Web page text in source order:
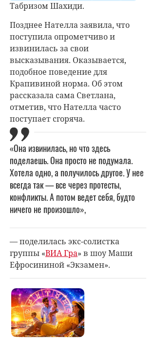
Табризом Шахиди.
Позднее Нателла заявила, что
поступила опрометчиво и
извинилась за свои
высказывания. Оказывается,
подобное поведение для
Крапивиной норма. Об этом
рассказала сама Светлана,
отметив, что Нателла часто
поступает сгоряча.
«Она извинилась, но что здесь
поделаешь. Она просто не подумала.
Хотела одно, а получилось другое. У нее
всегда так — все через протесты,
конфликты. А потом ведет себя, будто
ничего не произошло»,
— поделилась экс-солистка
группы «ВИА Гра» в шоу Маши
Ефросининой «Экзамен».